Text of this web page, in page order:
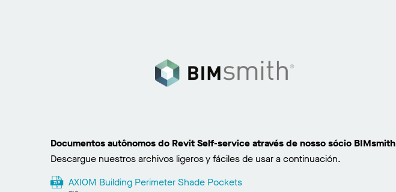
Documentos autônomos do Revit Self-service através de nosso sócio BIMsmith
Descargue nuestros archivos ligeros y fáciles de usar a continuación.
AXIOM Building Perimeter Shade Pockets